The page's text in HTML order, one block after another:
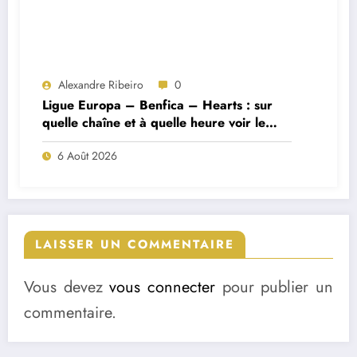
Alexandre Ribeiro 0
Ligue Europa – Benfica – Hearts : sur
quelle chaîne et à quelle heure voir le
match ?
6 Août 2026
LAISSER UN COMMENTAIRE
Vous devezvous connecter pour publier un
commentaire.